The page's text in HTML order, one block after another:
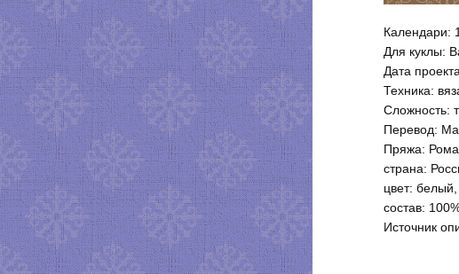
Календари:
Для куклы:
Дата
Техника:
Сложность:
Перевод:
Пряжа:
страна:
цвет:
состав:
Источник